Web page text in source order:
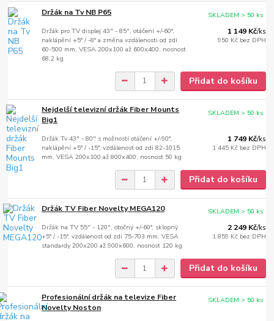
Držák na Tv NB P65
Držák pro TV displej 43" - 85", otáčení +/-60°,
naklápění +5° / -8° a změna vzdálenosti od zdi
60-500 mm, VESA 200x100 až 600x400, nosnost
68,2 kg
1 149 Kč/ks
950 Kč bez DPH
SKLADEM > 50 ks
Přidat do košíku
Nejdelší televizní držák Fiber Mounts
Big1
Držák Tv 43" - 80" s možností otáčení +/-90°,
naklápění +5° / -15°, vzdálenost od zdi 82-1015
mm, VESA 200x100 až 800x400, nosnost 50 kg
1 749 Kč/ks
1 445 Kč bez DPH
SKLADEM > 50 ks
Přidat do košíku
Držák TV Fiber Novelty MEGA120
Držák na TV 55" - 120", otočný +/-60°, sklopný
+5° / -15°, vzdálenost od zdi 75-703 mm, VESA
standardy 200x200 až 900x600, nosnost 120 kg
2 249 Kč/ks
1 859 Kč bez DPH
SKLADEM > 50 ks
Přidat do košíku
Profesionální držák na televize Fiber
Novelty Noston
SKLADEM > 50 ks